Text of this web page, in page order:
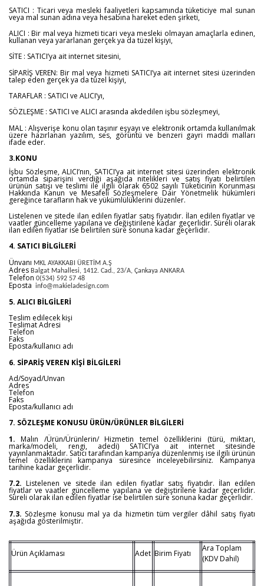
SATICI : Ticari veya mesleki faaliyetleri kapsamında tüketiciye mal sunan
veya mal sunan adına veya hesabına hareket eden şirketi,
ALICI : Bir mal veya hizmeti ticari veya mesleki olmayan amaçlarla edinen,
kullanan veya yararlanan gerçek ya da tüzel kişiyi,
SİTE : SATICI’ya ait internet sitesini,
SİPARİŞ VEREN: Bir mal veya hizmeti SATICI’ya ait internet sitesi üzerinden
talep eden gerçek ya da tüzel kişiyi,
TARAFLAR : SATICI ve ALICI’yı,
SÖZLEŞME : SATICI ve ALICI arasında akdedilen işbu sözleşmeyi,
MAL : Alışverişe konu olan taşınır eşyayı ve elektronik ortamda kullanılmak
üzere hazırlanan yazılım, ses, görüntü ve benzeri gayri maddi malları
ifade eder.
3.KONU
İşbu Sözleşme, ALICI’nın, SATICI’ya ait internet sitesi üzerinden elektronik
ortamda siparişini verdiği aşağıda nitelikleri ve satış fiyatı belirtilen
ürünün satışı ve teslimi ile ilgili olarak 6502 sayılı Tüketicinin Korunması
Hakkında Kanun ve Mesafeli Sözleşmelere Dair Yönetmelik hükümleri
gereğince tarafların hak ve yükümlülüklerini düzenler.
Listelenen ve sitede ilan edilen fiyatlar satış fiyatıdır. İlan edilen fiyatlar ve
vaatler güncelleme yapılana ve değiştirilene kadar geçerlidir. Süreli olarak
ilan edilen fiyatlar ise belirtilen süre sonuna kadar geçerlidir.
4. SATICI BİLGİLERİ
Ünvanı MKL AYAKKABI ÜRETİM A.Ş
Adres Balgat Mahallesi, 1412. Cad., 23/A, Çankaya ANKARA
Telefon 0(534) 592 57 48
Eposta info@makieladesign.com
5. ALICI BİLGİLERİ
Teslim edilecek kişi
Teslimat Adresi
Telefon
Faks
Eposta/kullanıcı adı
6. SİPARİŞ VEREN KİŞİ BİLGİLERİ
Ad/Soyad/Unvan
Adres
Telefon
Faks
Eposta/kullanıcı adı
7. SÖZLEŞME KONUSU ÜRÜN/ÜRÜNLER BİLGİLERİ
1. Malın /Ürün/Ürünlerin/ Hizmetin temel özelliklerini (türü, miktarı,
marka/modeli, rengi, adedi) SATICI’ya ait internet sitesinde
yayınlanmaktadır. Satıcı tarafından kampanya düzenlenmiş ise ilgili ürünün
temel özelliklerini kampanya süresince inceleyebilirsiniz. Kampanya
tarihine kadar geçerlidir.
7.2. Listelenen ve sitede ilan edilen fiyatlar satış fiyatıdır. İlan edilen
fiyatlar ve vaatler güncelleme yapılana ve değiştirilene kadar geçerlidir.
Süreli olarak ilan edilen fiyatlar ise belirtilen süre sonuna kadar geçerlidir.
7.3. Sözleşme konusu mal ya da hizmetin tüm vergiler dâhil satış fiyatı
aşağıda gösterilmiştir.
Ürün Açıklaması Adet Birim Fiyatı
Ara Toplam
(KDV Dahil)